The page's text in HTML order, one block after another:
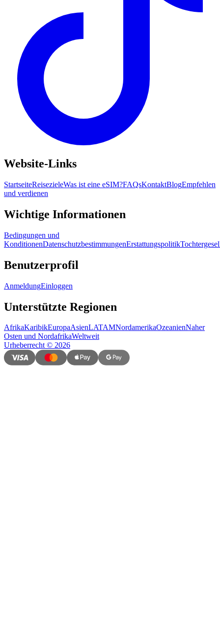
Website-Links
StartseiteReisezieleWas ist eine eSIM?FAQsKontaktBlogEmpfehlen
und verdienen
Wichtige Informationen
Bedingungen und
KonditionenDatenschutzbestimmungenErstattungspolitik
Benutzerprofil
AnmeldungEinloggen
Unterstützte Regionen
AfrikaKaribikEuropaAsienLATAMNordamerikaOzeanienNaher
Osten und NordafrikaWeltweit
Urheberrecht© 2026